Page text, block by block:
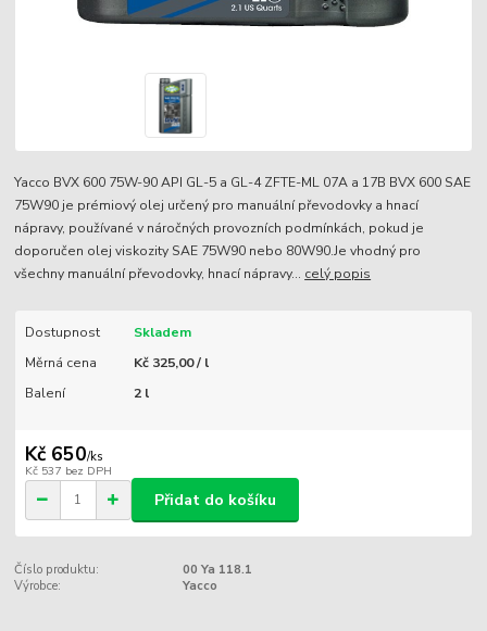
Yacco BVX 600 75W-90 API GL-5 a GL-4 ZFTE-ML 07A a 17B BVX 600 SAE
75W90 je prémiový olej určený pro manuální převodovky a hnací
nápravy, používané v náročných provozních podmínkách, pokud je
doporučen olej viskozity SAE 75W90 nebo 80W90.Je vhodný pro
všechny manuální převodovky, hnací nápravy... celý popis
Dostupnost
Skladem
Měrná cena
Kč 325,00 / l
Balení
2 l
Kč 650/ks
Kč 537 bez DPH
Přidat do košíku
Číslo produktu:
00 Ya 118.1
Výrobce:
Yacco